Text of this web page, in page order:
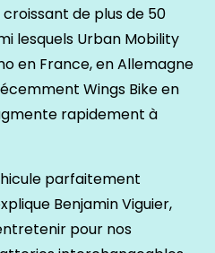
de plus de 50
lesquels Urban Mobility
en France, en Allemagne
Wings Bike en
rapidement à
parfaitement
Benjamin Viguier,
pour nos